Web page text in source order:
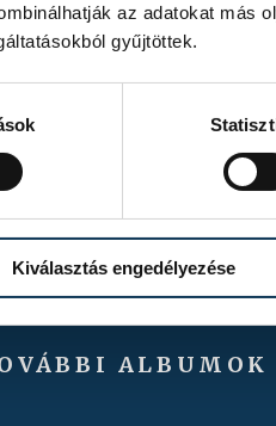
az adatokat más
gyűjtöttek.
Kiválasztás engedélyezése
ALBUMOK